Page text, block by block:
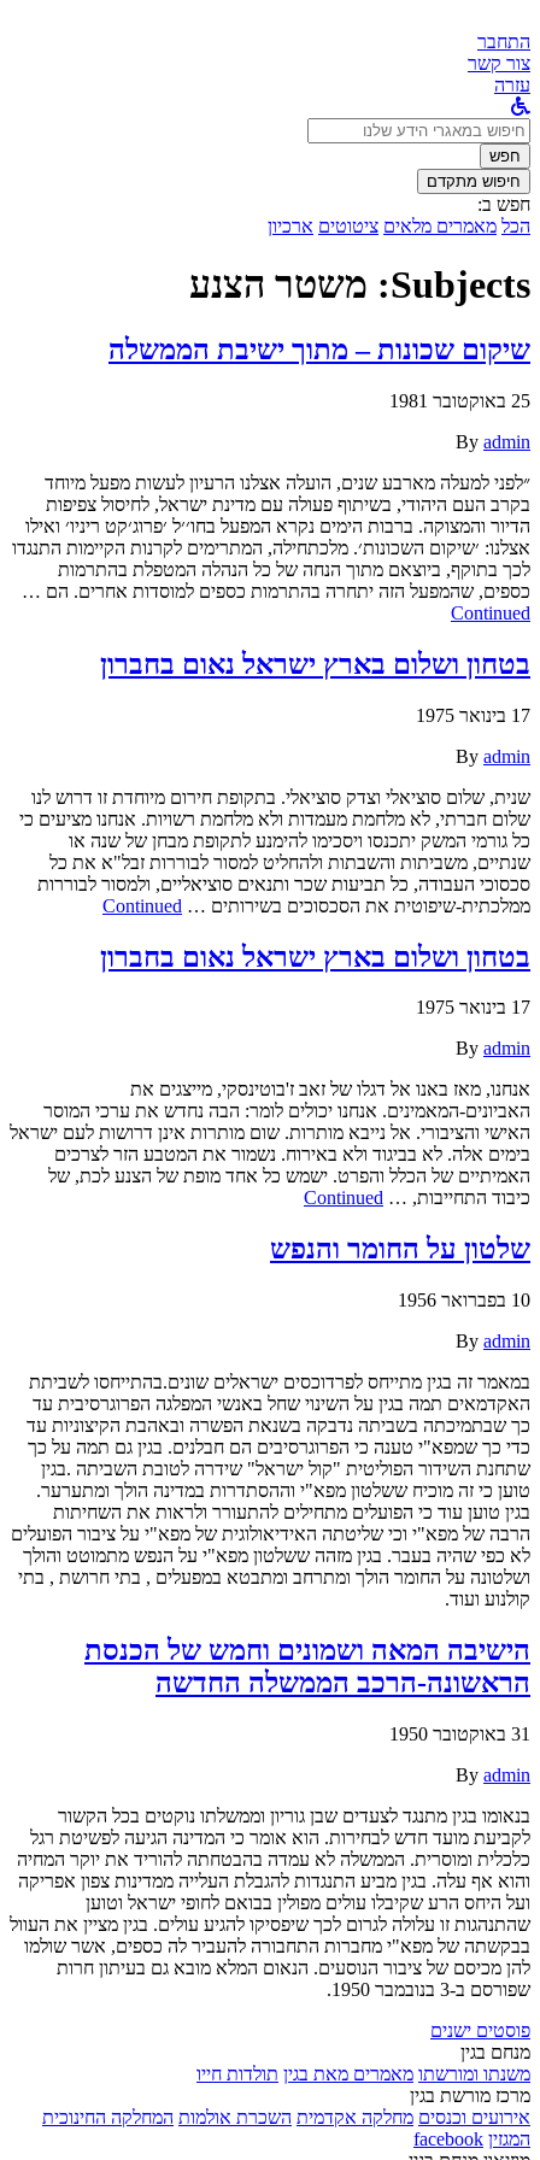
התחבר
צור קשר
עזרה
לחפש
ב:חפש
חיפוש מתקדם
חפש ב:
הכל מאמרים מלאים ציטוטים ארכיון
Subjects: משטר הצנע
שיקום שכונות – מתוך ישיבת הממשלה
25 באוקטובר 1981
By admin
״לפני למעלה מארבע שנים, הועלה אצלנו הרעיון לעשות מפעל מיוחד
בקרב העם היהודי, בשיתוף פעולה עם מדינת ישראל, לחיסול צפיפות
הדיור והמצוקה. ברבות הימים נקרא המפעל בחו׳׳ל ׳פרוג׳קט ריניו׳ ואילו
אצלנו: ׳שיקום השכונות׳. מלכתחילה, המתרימים לקרנות הקיימות התנגדו
לכך בתוקף, ביוצאם מתוך הנחה של כל הנהלה המטפלת בהתרמות
כספים, שהמפעל הזה יתחרה בהתרמות כספים למוסדות אחרים. הם …
Continued
בטחון ושלום בארץ ישראל נאום בחברון
17 בינואר 1975
By admin
שנית, שלום סוציאלי וצדק סוציאלי. בתקופת חירום מיוחדת זו דרוש לנו
שלום חברתי, לא מלחמת מעמדות ולא מלחמת רשויות. אנחנו מציעים כי
כל גורמי המשק יתכנסו ויסכימו להימנע לתקופת מבחן של שנה או
שנתיים, משביתות והשבתות ולהחליט למסור לבוררות זבל"א את כל
סכסוכי העבודה, כל תביעות שכר ותנאים סוציאליים, ולמסור לבוררות
ממלכתית-שיפוטית את הסכסוכים בשירותים … Continued
בטחון ושלום בארץ ישראל נאום בחברון
17 בינואר 1975
By admin
אנחנו, מאז באנו אל דגלו של זאב ז'בוטינסקי, מייצגים את
האביונים-המאמינים. אנחנו יכולים לומר: הבה נחדש את ערכי המוסר
האישי והציבורי. אל נייבא מותרות. שום מותרות אינן דרושות לעם ישראל
בימים אלה. לא בביגוד ולא באירוח. נשמור את המטבע הזר לצרכים
האמיתיים של הכלל והפרט. ישמש כל אחד מופת של הצנע לכת, של
כיבוד התחייבות, … Continued
שלטון על החומר והנפש
10 בפברואר 1956
By admin
במאמר זה בגין מתייחס לפרדוכסים ישראלים שונים.בהתייחסו לשביתת
האקדמאים תמה בגין על השינוי שחל באנשי המפלגה הפרוגרסיבית עד
כך שבתמיכתה בשביתה נדבקה בשנאת הפשרה ובאהבת הקיצוניות עד
כדי כך שמפא"י טענה כי הפרוגרסיבים הם חבלנים. בגין גם תמה על כך
שתחנת השידור הפוליטית "קול ישראל" שידרה לטובת השביתה .בגין
טוען כי זה מוכיח ששלטון מפא"י וההסתדרות במדינה הולך ומתערער.
בגין טוען עוד כי הפועלים מתחילים להתעורר ולראות את השחיתות
הרבה של מפא"י וכי שליטתה האידיאולוגית של מפא"י על ציבור הפועלים
לא כפי שהיה בעבר. בגין מזהה ששלטון מפא"י על הנפש מתמוטט והולך
ושלטונה על החומר הולך ומתרחב ומתבטא במפעלים , בתי חרושת , בתי
קולנוע ועוד.
הישיבה המאה ושמונים וחמש של הכנסת
הראשונה-הרכב הממשלה החדשה
31 באוקטובר 1950
By admin
בנאומו בגין מתנגד לצעדים שבן גוריון וממשלתו נוקטים בכל הקשור
לקביעת מועד חדש לבחירות. הוא אומר כי המדינה הגיעה לפשיטת רגל
כלכלית ומוסרית. הממשלה לא עמדה בהבטחתה להוריד את יוקר המחיה
והוא אף עלה. בגין מביע התנגדות להגבלת העלייה ממדינות צפון אפריקה
ועל היחס הרע שקיבלו עולים מפולין בבואם לחופי ישראל וטוען
שהתנהגות זו עלולה לגרום לכך שיפסיקו להגיע עולים. בגין מציין את העוול
בבקשתה של מפא"י מחברות התחבורה להעביר לה כספים, אשר שולמו
להן מכיסם של ציבור הנוסעים. הנאום המלא מובא גם בעיתון חרות
שפורסם ב-3 בנובמבר 1950.
ניווט
פוסטים ישנים
מנחם בגין
משנתו ומורשתו מאמרים מאת בגין תולדות חייו
מרכז מורשת בגין
אירועים וכנסים מחלקה אקדמית השכרת אולמות המחלקה החינוכית
המגזין facebook